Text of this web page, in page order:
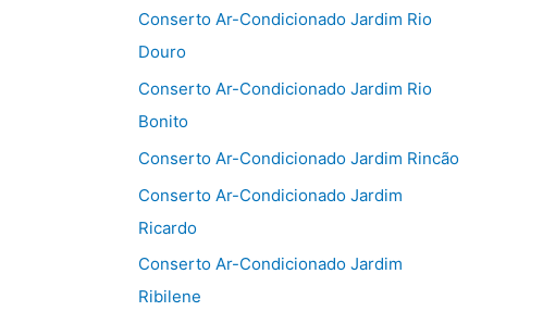
Conserto Ar-Condicionado Jardim Rio
Douro
Conserto Ar-Condicionado Jardim Rio
Bonito
Conserto Ar-Condicionado Jardim Rincão
Conserto Ar-Condicionado Jardim
Ricardo
Conserto Ar-Condicionado Jardim
Ribilene